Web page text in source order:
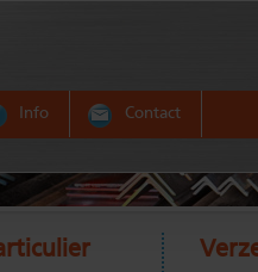
Info Contact